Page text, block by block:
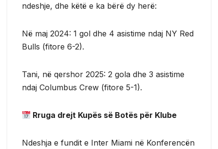
ndeshje, dhe këtë e ka bërë dy herë:
Në maj 2024: 1 gol dhe 4 asistime ndaj NY Red
Bulls (fitore 6-2).
Tani, në qershor 2025: 2 gola dhe 3 asistime
ndaj Columbus Crew (fitore 5-1).
Rruga drejt Kupës së Botës për Klube
Ndeshja e fundit e Inter Miami në Konferencën